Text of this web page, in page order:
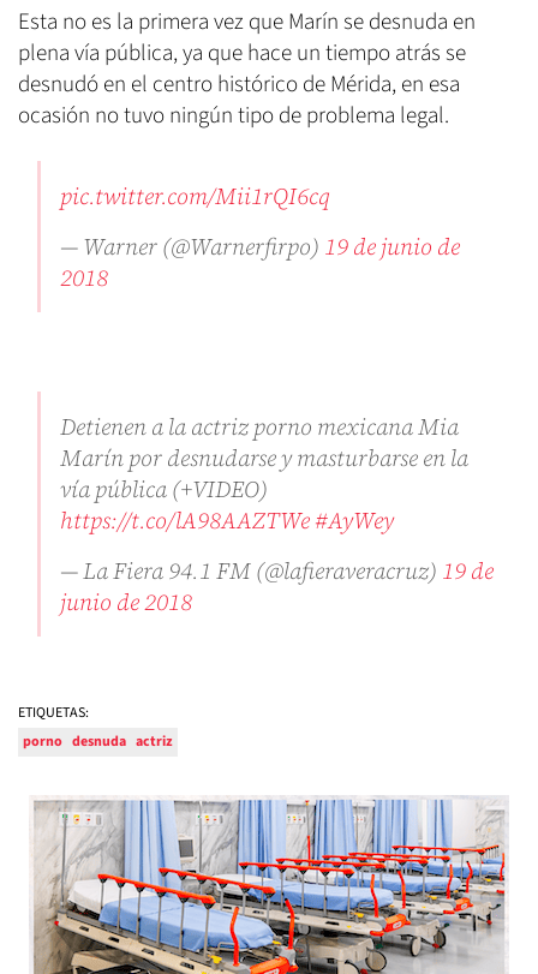
Esta no es la primera vez que Marín se desnuda en
plena vía pública, ya que hace un tiempo atrás se
desnudó en el centro histórico de Mérida, en esa
ocasión no tuvo ningún tipo de problema legal.
pic.twitter.com/Mii1rQI6cq
— Warner (@Warnerfirpo) 19 de junio de
2018
Detienen a la actriz porno mexicana Mia
Marín por desnudarse y masturbarse en la
vía pública (+VIDEO)
https://t.co/lA98AAZTWe#AyWey
— La Fiera 94.1 FM (@lafieraveracruz) 19 de
junio de 2018
ETIQUETAS:
porno desnuda actriz